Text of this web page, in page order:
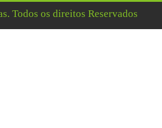
Todos os direitos Reservados